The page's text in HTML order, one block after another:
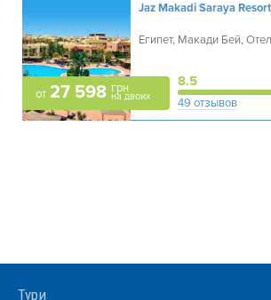
от 27 598 грн
на двоих
Jaz Makadi Saraya Resort
Египет, Макади Бей,
8.5
49 отзывов
Тури